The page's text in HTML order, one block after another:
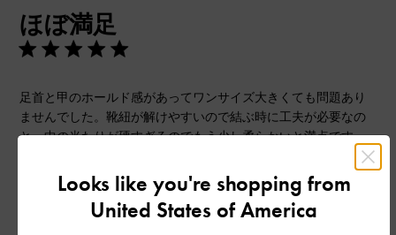
ほぼ満足
足首と甲のホールド感があってワンサイズ大きくても問題あり
ませんでした。靴紐が解けやすいので結ぶ時に工夫が必要なの
と、中の当たりが硬すぎるのでもう少し柔らかいと満点です。
Looks like you're shopping from
United States of America